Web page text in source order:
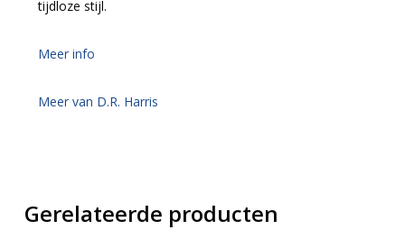
tijdloze stijl.
Meer info
Meer van D.R. Harris
Gerelateerde producten